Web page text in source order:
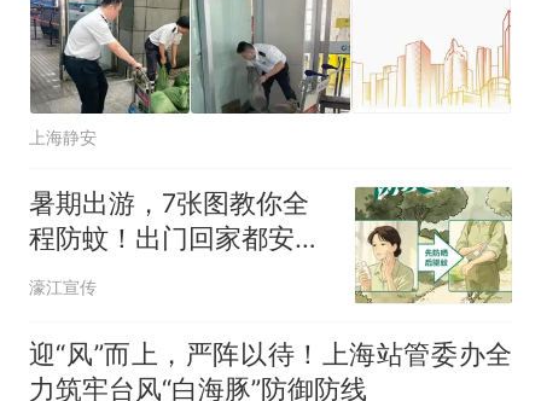
上海静安
暑期出游，7张图教你全
程防蚊！出门回家都安
心！
濠江宣传
迎“风”而上，严阵以待！上海站管委办全
力筑牢台风“白海豚”防御防线